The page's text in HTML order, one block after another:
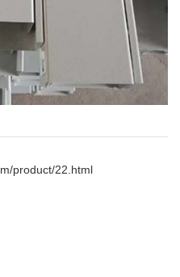
product/22.html